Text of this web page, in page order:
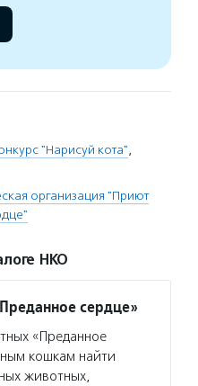
"Нарисуй кота",
организация "Приют
НКО
сердце»
«Преданное
кошкам найти
животных,